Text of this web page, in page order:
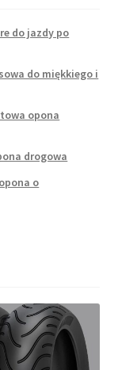
do jazdy po
do miękkiego i
opona
drogowa
o